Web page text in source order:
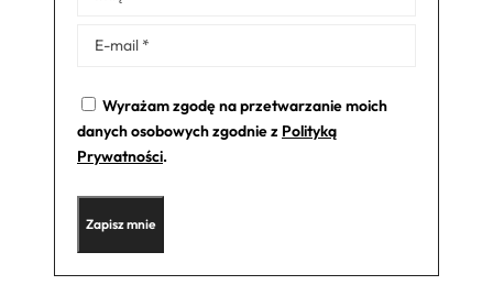
Wyrażam zgodę na przetwarzanie moich
danych osobowych zgodnie z Polityką
Prywatności.